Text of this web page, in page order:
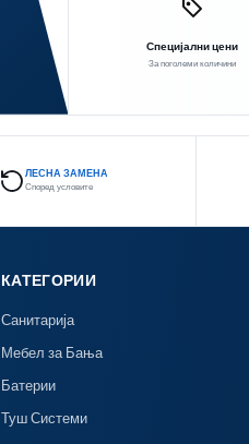
Специјални цени
За поголеми количини
ЛЕСНА ЗАМЕНА
Според условите
КАТЕГОРИИ
Санитарија
Мебел за Бања
Батерии
Туш Системи